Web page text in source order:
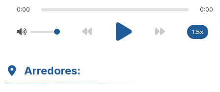
0:00 0:00
1.5x
Arredores: